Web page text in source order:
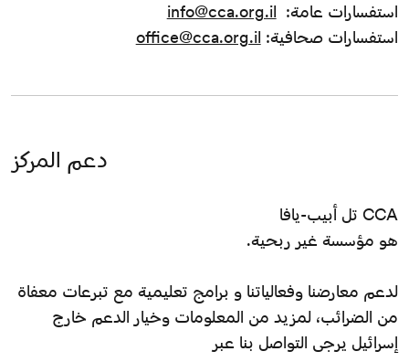
استفسارات عامة: info@cca.org.il
استفسارات صحافية: office@cca.org.il
دعم المركز
CCA تل أبيب-يافا
هو مؤسسة غير ربحية.
لدعم معارضنا وفعالياتنا و برامج تعليمية مع تبرعات معفاة
من الضرائب، لمزيد من المعلومات وخيار الدعم خارج
إسرائيل يرجى التواصل بنا عبر